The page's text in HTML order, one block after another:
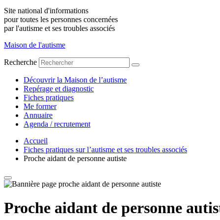
Site national d'informations
pour toutes les personnes concernées
par l'autisme et ses troubles associés
Maison de l'autisme
Recherche
Découvrir la Maison de l’autisme
Repérage et diagnostic
Fiches pratiques
Me former
Annuaire
Agenda / recrutement
Accueil
Fiches pratiques sur l’autisme et ses troubles associés
Proche aidant de personne autiste
Proche aidant de personne